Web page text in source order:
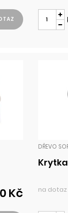
Kč
DŘEVO
na dotaz